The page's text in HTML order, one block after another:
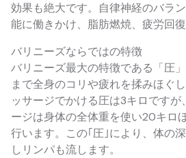
効果も絶大です。自律神経のバラ
能に働きかけ、脂肪燃焼、疲労回復
バリニーズならではの特徴
バリニーズ最大の特徴である「圧
まで全身のコリや疲れを揉みほぐ
ッサージでかける圧は3キロです
ージは身体の全体重を使い20キロ
行います。この｢圧｣により、体の
しリンパも流します。